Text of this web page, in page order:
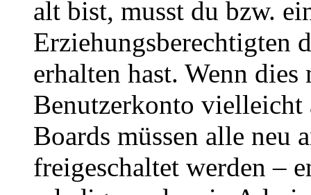
alt bist, musst du bzw.
Erziehungsberechtigten
erhalten hast. Wenn
Benutzerkonto
Boards müssen alle neu
freigeschaltet werden –